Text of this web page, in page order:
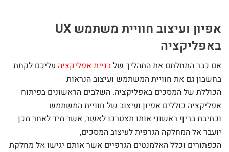
אפיון ועיצוב חוויית משתמש UX
באפליקציה
אם כבר התחלתם את התהליך שלבניית אפליקציה עליכם לקחת
בחשבון גם את חוויית המשתמש ועיצוב הנראות
הכוללת של המסכים באפליקציה. השלבים הראשונים בפיתוח
אפליקציה כוללים אפיון ועיצוב של חוויית המשתמש
וכתיבת בריף ראשוני אותו תצטרכו לאשר, אשר מיד לאחר מכן
יועבר אל המחלקה הגרפית לעיצוב המסכים,
הכפתורים וכלל האלמנטים הגרפיים אשר אותם יגישו אל מחלקת